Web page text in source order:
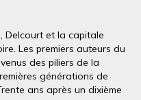
Delcourt et la capitale
Les premiers auteurs du
des piliers de la
générations de
ans après un dixième